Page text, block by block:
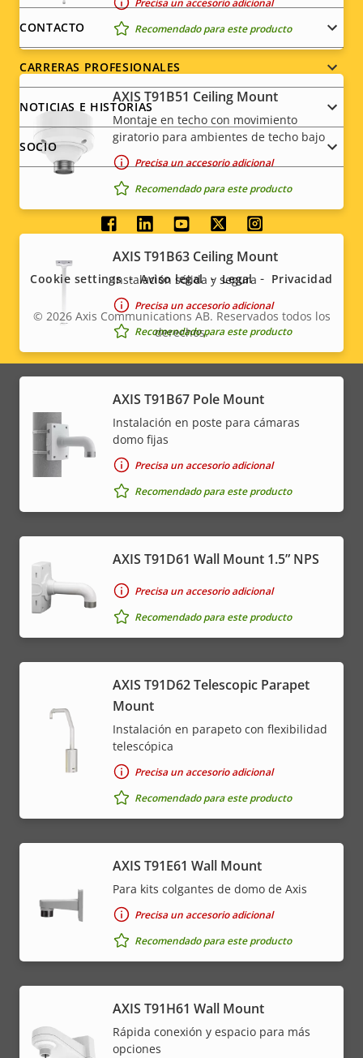
Recomendado para este producto
AXIS T91B51 Ceiling Mount
Montaje en techo con movimiento
giratorio para ambientes de techo bajo
Precisa un accesorio adicional
Recomendado para este producto
AXIS T91B63 Ceiling Mount
Instalación sólida y segura
Precisa un accesorio adicional
Recomendado para este producto
AXIS T91B67 Pole Mount
Instalación en poste para cámaras
domo fijas
Precisa un accesorio adicional
Recomendado para este producto
AXIS T91D61 Wall Mount 1.5” NPS
Precisa un accesorio adicional
Recomendado para este producto
AXIS T91D62 Telescopic Parapet
Mount
Instalación en parapeto con flexibilidad
telescópica
Precisa un accesorio adicional
Recomendado para este producto
AXIS T91E61 Wall Mount
Para kits colgantes de domo de Axis
Precisa un accesorio adicional
Recomendado para este producto
AXIS T91H61 Wall Mount
Rápida conexión y espacio para más
opciones
menu
CONTACTO
CARRERAS PROFESIONALES
NOTICIAS E HISTORIAS
SOCIO
Social
menu
Legal
menu
© 2026Axis Communications AB. Reservados todos los
derechos.
Cookie settings Aviso legal Legal Privacidad